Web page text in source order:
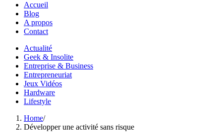
Accueil
Blog
A propos
Contact
Actualité
Geek & Insolite
Entreprise & Business
Entrepreneuriat
Jeux Vidéos
Hardware
Lifestyle
Home/
Développer une activité sans risque